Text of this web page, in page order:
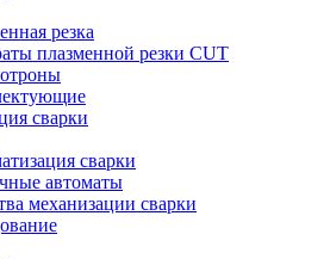
резка
плазменной резки CUT
сварки
сварки
автоматы
механизации сварки